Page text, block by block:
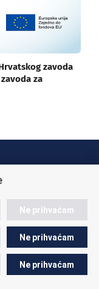
zavoda
za
Ne prihvaćam
Ne prihvaćam
Ne prihvaćam